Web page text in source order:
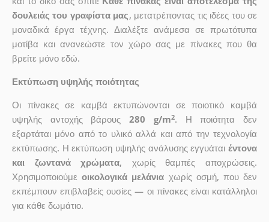
δουλειάς του γραφίστα μας, μετατρέποντας τις ιδέες του σε
μοναδικά έργα τέχνης. Διαλέξτε ανάμεσα σε πρωτότυπα
μοτίβα και ανανεώστε τον χώρο σας με πίνακες που θα
βρείτε μόνο εδώ.
Εκτύπωση υψηλής ποιότητας
Οι πίνακες σε καμβά εκτυπώνονται σε ποιοτικό καμβά
υψηλής αντοχής βάρους280 g/m2. Η ποιότητα δεν
εξαρτάται μόνο από το υλικό αλλά και από την τεχνολογία
εκτύπωσης. Η εκτύπωση υψηλής ανάλυσης εγγυάταιέντονα
και ζωντανά χρώματα, χωρίς θαμπές αποχρώσεις.
Χρησιμοποιούμεοικολογικά μελάνια χωρίς οσμή, που δεν
εκπέμπουν επιβλαβείς ουσίες — οι πίνακες είναι κατάλληλοι
για κάθε δωμάτιο.